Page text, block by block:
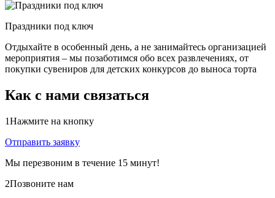
Праздники под ключ
Отдыхайте в особенный день, а не занимайтесь организацией
мероприятия – мы позаботимся обо всех развлечениях, от
покупки сувениров для детских конкурсов до выноса торта
Как с нами связаться
1Нажмите на кнопку
Отправить заявку
Мы перезвоним в течение 15 минут!
2Позвоните нам